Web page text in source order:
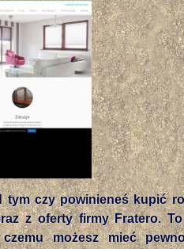
tym czy powinieneś kupić
z oferty firmy Fratero.
możesz mieć